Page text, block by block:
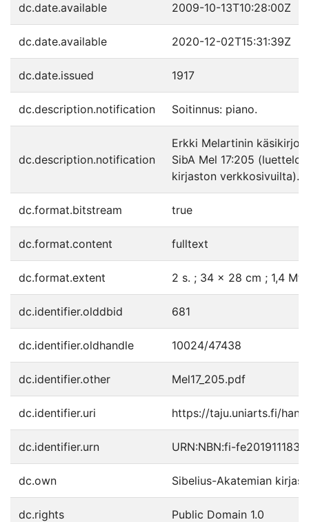
dc.date.available 2009-10-13T10:28:00Z
dc.date.available 2020-12-02T15:31:39Z
dc.date.issued 1917
dc.description.notification Soitinnus: piano.
dc.description.notification
Erkki Melartinin
SibA Mel 17:205
kirjaston verkkosivuilta).
dc.format.bitstream true
dc.format.content fulltext
dc.format.extent 2 s. ; 34 x 28 cm ; 1,4 Mt
dc.identifier.olddbid 681
dc.identifier.oldhandle 10024/47438
dc.identifier.other Mel17_205.pdf
dc.identifier.uri https://taju.uniarts.fi/
dc.identifier.urn URN:NBN:fi-
dc.own Sibelius-Akatemian
dc.rights Public Domain 1.0